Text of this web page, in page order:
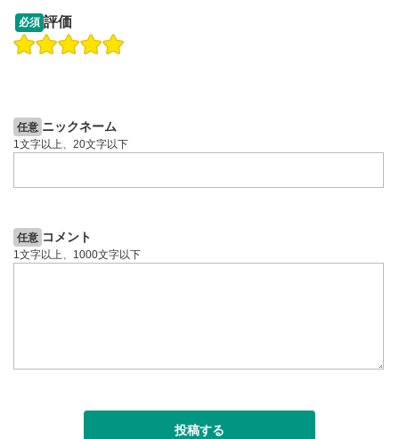
操作説明動画
必須 評価
任意 ニックネーム
1文字以上、20文字以下
任意 コメント
1文字以上、1000文字以下
投稿する